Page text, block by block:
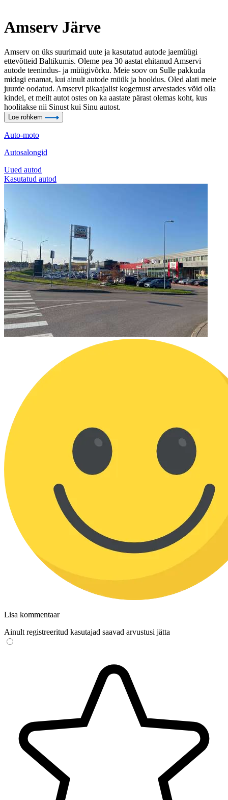
Amserv Järve
Amserv on üks suurimaid uute ja kasutatud autode jaemüügi
ettevõtteid Baltikumis. Oleme pea 30 aastat ehitanud Amservi
autode teenindus- ja müügivõrku. Meie soov on Sulle pakkuda
midagi enamat, kui ainult autode müük ja hooldus. Oled alati meie
juurde oodatud. Amservi pikaajalist kogemust arvestades võid olla
kindel, et meilt autot ostes on ka aastate pärast olemas koht, kus
hoolitakse nii Sinust kui Sinu autost.
Loe rohkem
Auto-moto
Autosalongid
Uued autod
Kasutatud autod
Lisa kommentaar
Ainult registreeritud kasutajad saavad arvustusi jätta